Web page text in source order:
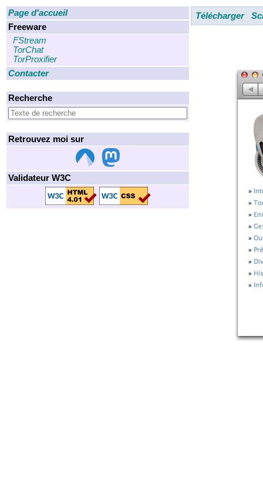
Page d'accueil
Freeware
FStream
TorChat
TorProxifier
Contacter
Recherche
Retrouvez moi sur
Validateur W3C
Télécharger